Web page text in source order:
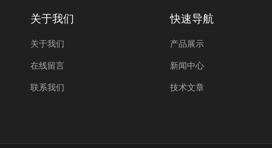
关于我们
关于我们
在线留言
联系我们
快速导航
产品展示
新闻中心
技术文章